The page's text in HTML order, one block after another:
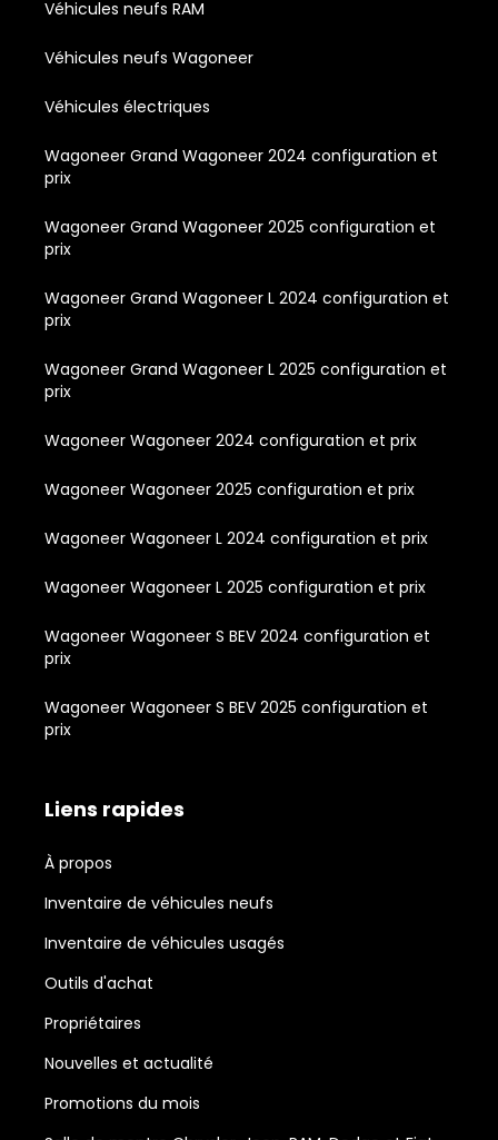
Véhicules neufs RAM
Véhicules neufs Wagoneer
Véhicules électriques
Wagoneer Grand Wagoneer 2024 configuration et
prix
Wagoneer Grand Wagoneer 2025 configuration et
prix
Wagoneer Grand Wagoneer L 2024 configuration et
prix
Wagoneer Grand Wagoneer L 2025 configuration et
prix
Wagoneer Wagoneer 2024 configuration et prix
Wagoneer Wagoneer 2025 configuration et prix
Wagoneer Wagoneer L 2024 configuration et prix
Wagoneer Wagoneer L 2025 configuration et prix
Wagoneer Wagoneer S BEV 2024 configuration et
prix
Wagoneer Wagoneer S BEV 2025 configuration et
prix
Liens rapides
À propos
Inventaire de véhicules neufs
Inventaire de véhicules usagés
Outils d'achat
Propriétaires
Nouvelles et actualité
Promotions du mois